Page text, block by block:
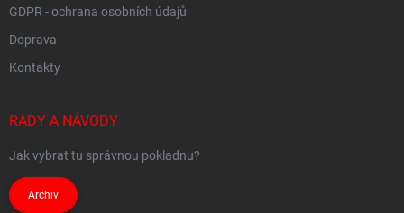
GDPR - ochrana osobních údajů
Doprava
Kontakty
RADY A NÁVODY
Jak vybrat tu správnou pokladnu?
Archiv